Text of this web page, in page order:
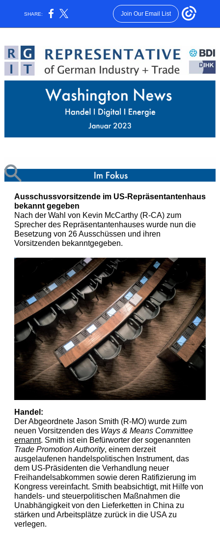
SHARE: Join Our Email List
Ausschussvorsitzende im US-Repräsentantenhaus
bekannt gegeben
Nach der Wahl von Kevin McCarthy (R-CA) zum
Sprecher des Repräsentantenhauses wurde nun die
Besetzung von 26 Ausschüssen und ihren
Vorsitzenden bekanntgegeben.
Handel:
Der Abgeordnete Jason Smith (R-MO) wurde zum
neuen Vorsitzenden des Ways & Means Committee
ernannt. Smith ist ein Befürworter der sogenannten
Trade Promotion Authority, einem derzeit
ausgelaufenen handelspolitischen Instrument, das
dem US-Präsidenten die Verhandlung neuer
Freihandelsabkommen sowie deren Ratifizierung im
Kongress vereinfacht. Smith beabsichtigt, mit Hilfe von
handels- und steuerpolitischen Maßnahmen die
Unabhängigkeit von den Lieferketten in China zu
stärken und Arbeitsplätze zurück in die USA zu
verlegen.